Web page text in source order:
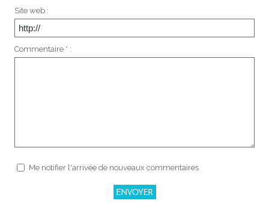
Site web :
Commentaire * :
Me notifier l'arrivée de nouveaux commentaires